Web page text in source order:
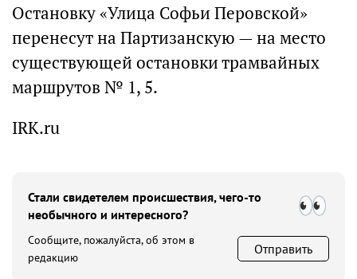
Остановку «Улица Софьи Перовской»
перенесут на Партизанскую — на место
существующей остановки трамвайных
маршрутов № 1, 5.
IRK.ru
Стали свидетелем происшествия, чего-то
необычного и интересного?
Сообщите, пожалуйста, об этом в
редакцию
Отправить